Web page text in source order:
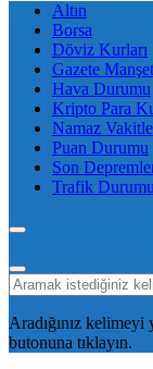
Altın
Borsa
Döviz Kurları
Gazete
Hava Durumu
Kripto Para
Namaz
Puan Durumu
Son
Trafik Durumu
Aradığınız kelimeyi
butonuna tıklayın.